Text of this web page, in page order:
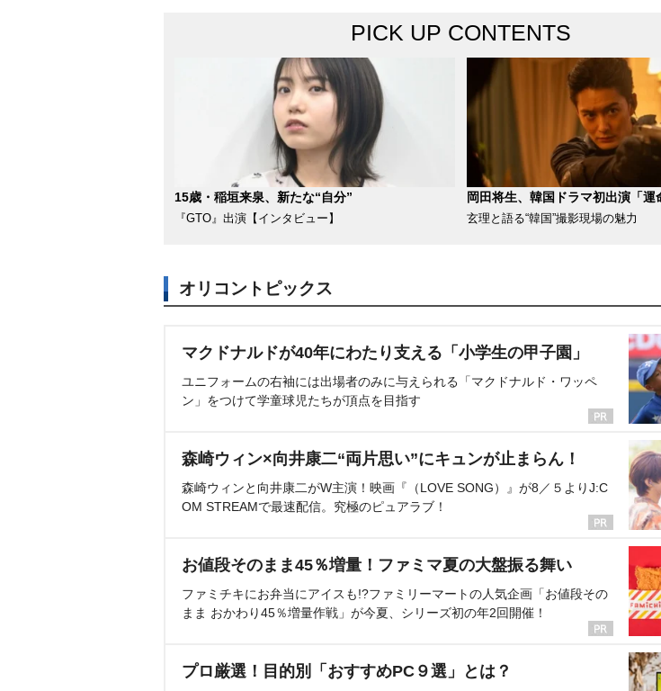
PICK UP CONTENTS
15歳・稲垣来泉、新たな“自分”
『GTO』出演【インタビュー】
岡田将生、韓国ドラマ初出演「運
玄理と語る“韓国”撮影現場の魅力
オリコントピックス
マクドナルドが40年にわたり支える「小学生の甲子園」
ユニフォームの右袖には出場者のみに与えられる「マクドナルド・ワッペ
ン」をつけて学童球児たちが頂点を目指す
森崎ウィン×向井康二“両片思い”にキュンが止まらん！
森崎ウィンと向井康二がW主演！映画『（LOVE SONG）』が8／５よりJ:C
OM STREAMで最速配信。究極のピュアラブ！
お値段そのまま45％増量！ファミマ夏の大盤振る舞い
ファミチキにお弁当にアイスも!?ファミリーマートの人気企画「お値段その
まま おかわり45％増量作戦」が今夏、シリーズ初の年2回開催！
プロ厳選！目的別「おすすめPC９選」とは？